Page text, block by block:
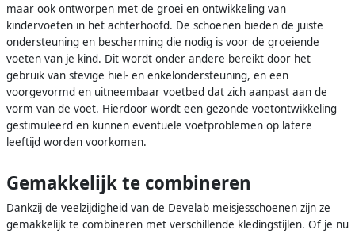
maar ook ontworpen met de groei en ontwikkeling van
kindervoeten in het achterhoofd. De schoenen bieden de juiste
ondersteuning en bescherming die nodig is voor de groeiende
voeten van je kind. Dit wordt onder andere bereikt door het
gebruik van stevige hiel- en enkelondersteuning, en een
voorgevormd en uitneembaar voetbed dat zich aanpast aan de
vorm van de voet. Hierdoor wordt een gezonde voetontwikkeling
gestimuleerd en kunnen eventuele voetproblemen op latere
leeftijd worden voorkomen.
Gemakkelijk te combineren
Dankzij de veelzijdigheid van de Develab meisjesschoenen zijn ze
gemakkelijk te combineren met verschillende kledingstijlen. Of je nu